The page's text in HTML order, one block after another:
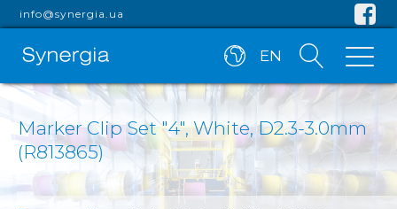
info@synergia.ua
EN
Marker Clip Set "4", White, D2.3-3.0mm
(R813865)